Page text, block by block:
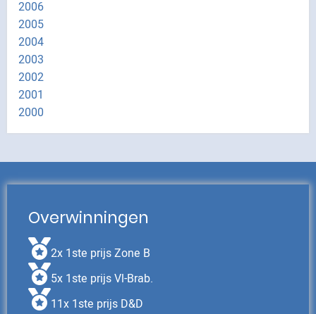
2006
2005
2004
2003
2002
2001
2000
Overwinningen
2x 1ste prijs Zone B
5x 1ste prijs Vl-Brab.
11x 1ste prijs D&D